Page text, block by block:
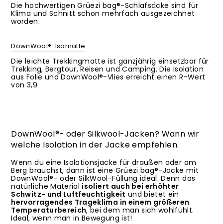
Die hochwertigen Grüezi bag®-Schlafsäcke sind für
Klima und Schnitt schon mehrfach ausgezeichnet
worden.
DownWool®-Isomatte
Die leichte Trekkingmatte ist ganzjährig einsetzbar für
Trekking, Bergtour, Reisen und Camping. Die Isolation
aus Folie und DownWool®-Vlies erreicht einen R-Wert
von 3,9.
DownWool®- oder Silkwool-Jacken? Wann wir
welche Isolation in der Jacke empfehlen.
Wenn du eine Isolationsjacke für draußen oder am
Berg brauchst, dann ist eine Grüezi bag®-Jacke mit
DownWool®- oder SilkWool-Füllung ideal. Denn das
natürliche Material isoliert auch bei erhöhter
Schwitz- und Luftfeuchtigkeit und bietet ein
hervorragendes Trageklima in einem größeren
Temperaturbereich, bei dem man sich wohlfühlt.
Ideal, wenn man in Bewegung ist!